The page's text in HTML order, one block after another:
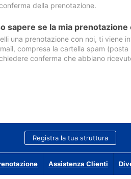
della prenotazione.
sapere se la mia prenotazione
una prenotazione con noi, ti viene
compresa la cartella spam
conferma che abbiano
Registra la tua struttura
Assistenza Clienti